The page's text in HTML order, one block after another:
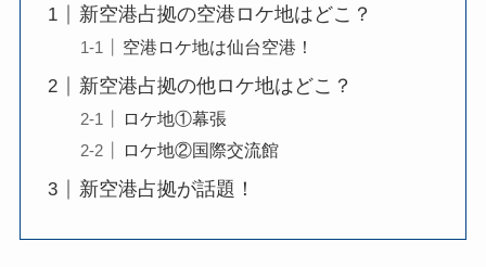
新空港占拠の空港ロケ地はどこ？
空港ロケ地は仙台空港！
新空港占拠の他ロケ地はどこ？
ロケ地①幕張
ロケ地②国際交流館
新空港占拠が話題！